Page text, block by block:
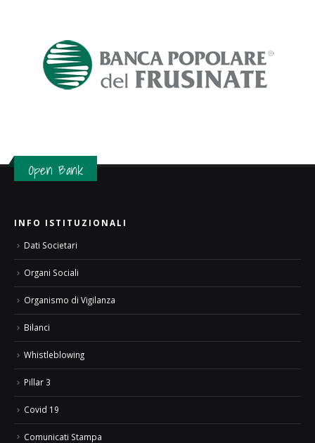
Open Bank
INFO ISTITUZIONALI
Dati Societari
Organi Sociali
Organismo di Vigilanza
Bilanci
Whistleblowing
Pillar 3
Covid 19
Comunicati Stampa